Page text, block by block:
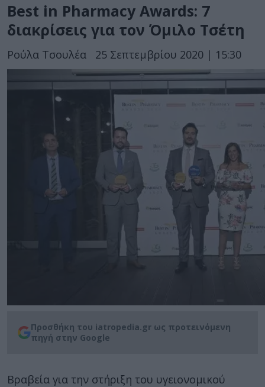
Best in Pharmacy Awards: 7
διακρίσεις για τον Όμιλο Τσέτη
Ρούλα Τσουλέα 25 Σεπτεμβρίου 2020 | 15:30
Προσθήκη του iatropedia.gr ως προτεινόμενη
πηγή στην Google
Βραβεία για την στήριξη του υγειονομικού